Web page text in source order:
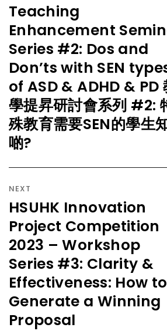
Teaching
Enhancement
Series #2: Dos and
Don’ts with SEN
of ASD & ADHD & PD
學提昇研討會系列 #2:
殊教育需要SEN的學生
啲?
NEXT
HSUHK Innovation
Project Competition
2023 – Workshop
Series #3: Clarity &
Effectiveness: How to
Generate a Winning
Proposal